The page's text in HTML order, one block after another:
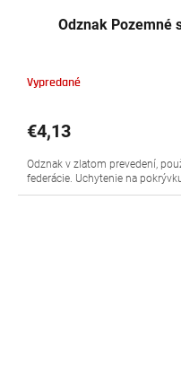
Odznak Pozemné
Vypredané
€4,13
Odznak v zlatom prevedení,
federácie. Uchytenie na